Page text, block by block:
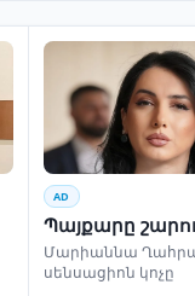
AD
Պայքարը
Մարիաննա
սենսացիոն կոչը